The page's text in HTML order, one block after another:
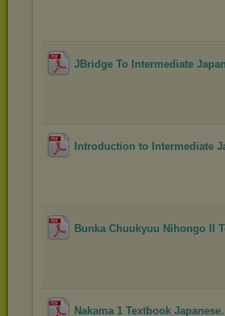
JBridge To Intermediate
Introduction to Intermediate
Bunka Chuukyuu Nihongo II
Nakama 1 Textbook Japanese